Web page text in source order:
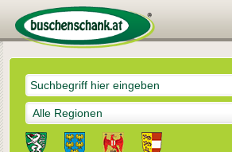
Alle Regionen